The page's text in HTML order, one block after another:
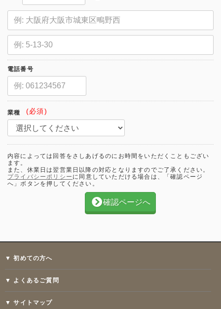
電話番号
業種 (必須)
内容によっては回答をさしあげるのにお時間をいただくこともござい
ます。
また、休業日は翌営業日以降の対応となりますのでご了承ください。
プライバシーポリシー に同意していただける場合は、「確認ページ
へ」ボタンを押してください。
確認ページへ
▼ 初めての方へ
▼ よくあるご質問
▼ サイトマップ